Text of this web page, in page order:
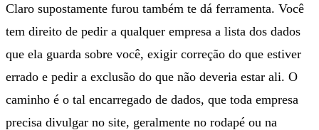
Claro supostamente furou também te dá ferramenta. Você
tem direito de pedir a qualquer empresa a lista dos dados
que ela guarda sobre você, exigir correção do que estiver
errado e pedir a exclusão do que não deveria estar ali. O
caminho é o tal encarregado de dados, que toda empresa
precisa divulgar no site, geralmente no rodapé ou na